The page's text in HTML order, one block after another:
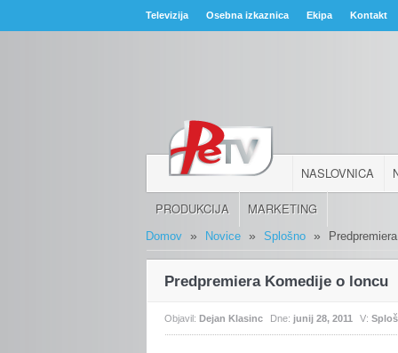
Televizija Osebna izkaznica Ekipa Kontakt
NASLOVNICA
PRODUKCIJA MARKETING
Domov » Novice » Splošno »
Predpremiera Komedije o loncu
Objavil:Dejan Klasinc Dne: junij 28, 2011 V: